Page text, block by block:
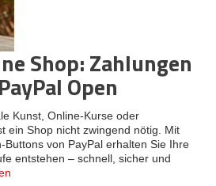
Shop: Zahlungen
Open
Kunst, Online-Kurse oder
ein Shop nicht zwingend nötig. Mit
Buttons von PayPal erhalten Sie Ihre
entstehen – schnell, sicher und